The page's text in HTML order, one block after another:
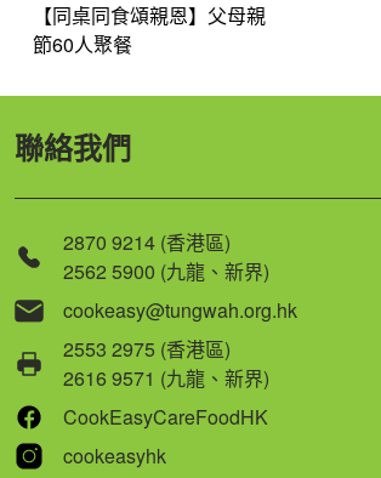
【同桌同食頌親恩】父母親
節60人聚餐
聯絡我們
2870 9214 (香港區)
2562 5900 (九龍、新界)
cookeasy@tungwah.org.hk
2553 2975 (香港區)
2616 9571 (九龍、新界)
CookEasyCareFoodHK
cookeasyhk